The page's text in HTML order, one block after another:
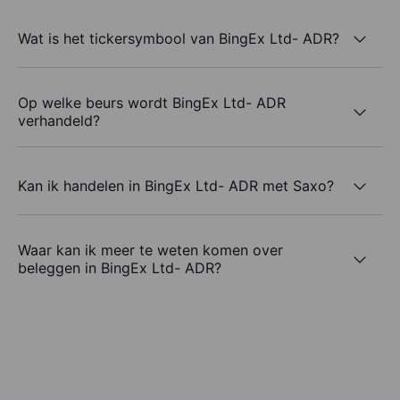
Wat is het tickersymbool van BingEx Ltd- ADR?
Op welke beurs wordt BingEx Ltd- ADR
verhandeld?
Kan ik handelen in BingEx Ltd- ADR met Saxo?
Waar kan ik meer te weten komen over
beleggen in BingEx Ltd- ADR?